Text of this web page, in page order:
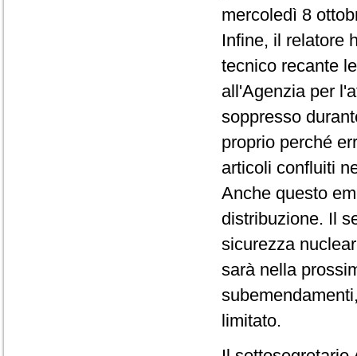
mercoledì 8
Infine, il relatore
tecnico recante
all'Agenzia per
soppresso
proprio perché
articoli confluiti
Anche questo
distribuzione. Il
sicurezza
sarà nella
limitato.